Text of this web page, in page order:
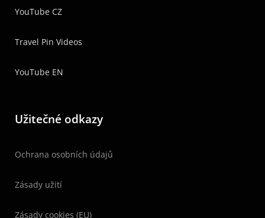
YouTube CZ
Travel Pin Videos
YouTube EN
Užitečné odkazy
Ochrana osobních údajů
Zásady užití
Zásady cookies (EU)